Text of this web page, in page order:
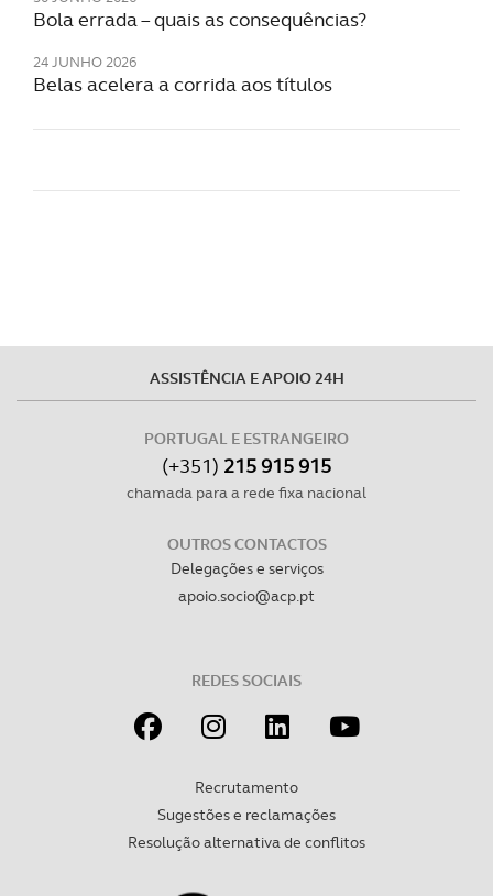
Bola errada – quais as consequências?
24 JUNHO 2026
Belas acelera a corrida aos títulos
ASSISTÊNCIA E APOIO 24H
PORTUGAL E ESTRANGEIRO
(+351) 215 915 915
chamada para a rede fixa nacional
OUTROS CONTACTOS
Delegações e serviços
apoio.socio@acp.pt
REDES SOCIAIS
Recrutamento
Sugestões e reclamações
Resolução alternativa de conflitos